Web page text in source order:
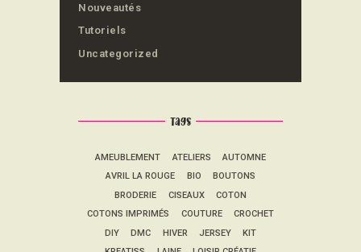
Nouveautés
Tutoriels
Uncategorized
Tags
AMEUBLEMENT ATELIERS
AUTOMNE
AVRIL LA ROUGE
BIO
BOUTONS
BRODERIE
CISEAUX
COTON
COTONS IMPRIMÉS
COUTURE
CROCHET
DIY
DMC HIVER JERSEY
KIT